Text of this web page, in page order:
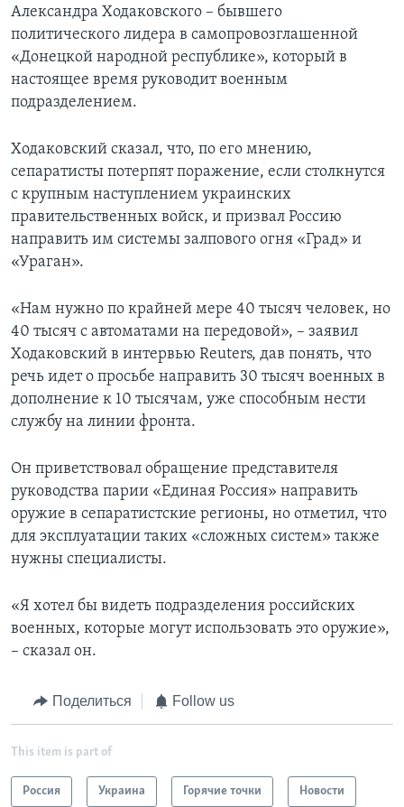
Александра Ходаковского – бывшего
политического лидера в самопровозглашенной
«Донецкой народной республике», который в
настоящее время руководит военным
подразделением.
Ходаковский сказал, что, по его мнению,
сепаратисты потерпят поражение, если столкнутся
с крупным наступлением украинских
правительственных войск, и призвал Россию
направить им системы залпового огня «Град» и
«Ураган».
«Нам нужно по крайней мере 40 тысяч человек, но
40 тысяч с автоматами на передовой», – заявил
Ходаковский в интервью Reuters, дав понять, что
речь идет о просьбе направить 30 тысяч военных в
дополнение к 10 тысячам, уже способным нести
службу на линии фронта.
Он приветствовал обращение представителя
руководства парии «Единая Россия» направить
оружие в сепаратистские регионы, но отметил, что
для эксплуатации таких «сложных систем» также
нужны специалисты.
«Я хотел бы видеть подразделения российских
военных, которые могут использовать это оружие»,
– сказал он.
Поделиться Follow us
This item is part of
Россия Украина Горячие точки Новости